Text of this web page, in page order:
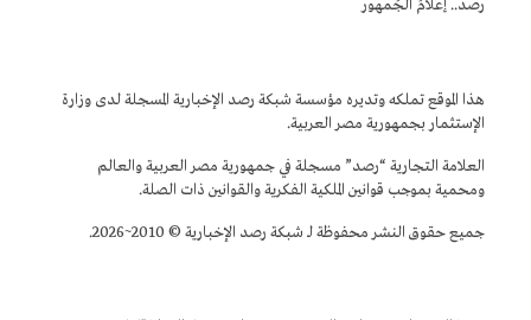
رصد.. إعلامُ الجُمهور
هذا الموقع تملكه وتديره مؤسسة شبكة رصد الإخبارية المسجلة لدى وزارة
الإستثمار بجمهورية مصر العربية.
العلامة التجارية “رصد” مسجلة في جمهورية مصر العربية والعالم
ومحمية بموجب قوانين الملكية الفكرية والقوانين ذات الصلة.
جميع حقوق النشر محفوظة لـ شبكة رصد الإخبارية © 2010~2026.